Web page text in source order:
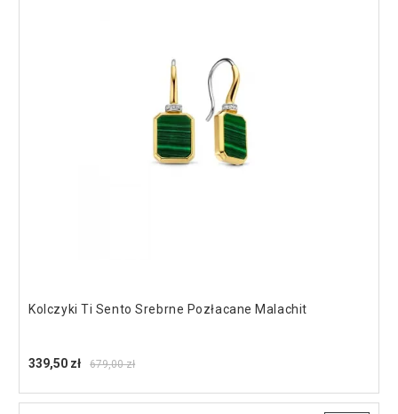
Kolczyki Ti Sento Srebrne Pozłacane Malachit
679,00 zł
339,50 zł